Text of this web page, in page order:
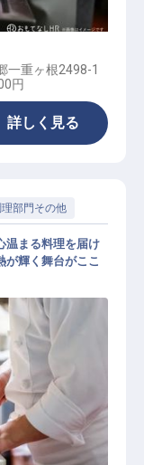
一重ヶ根2498-1
円
詳しく見る
部門その他
温まる料理を届け
が輝く舞台がここ